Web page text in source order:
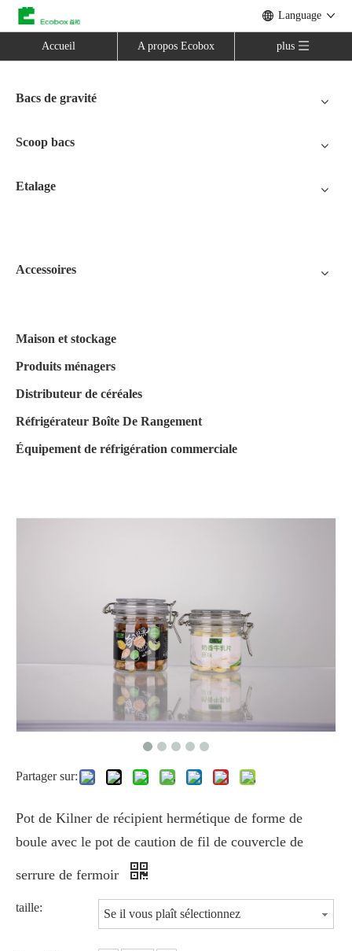
Language
Accueil A propos Ecobox plus
Bacs de gravité
Scoop bacs
Etalage
Accessoires
Maison et stockage
Produits ménagers
Distributeur de céréales
Réfrigérateur Boîte De Rangement
Équipement de réfrigération commerciale
Partager sur:
Pot de Kilner de récipient hermétique de forme de
boule avec le pot de caution de fil de couvercle de
serrure de fermoir
taille: Se il vous plaît sélectionnez